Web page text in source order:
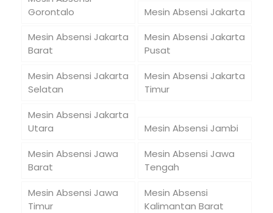
Gorontalo
Mesin Absensi Jakarta
Mesin Absensi Jakarta
Barat
Mesin Absensi Jakarta
Pusat
Mesin Absensi Jakarta
Selatan
Mesin Absensi Jakarta
Timur
Mesin Absensi Jakarta
Utara
Mesin Absensi Jambi
Mesin Absensi Jawa
Barat
Mesin Absensi Jawa
Tengah
Mesin Absensi Jawa
Timur
Mesin Absensi
Kalimantan Barat